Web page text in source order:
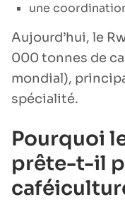
une
Aujourd’hui, le
000 tonnes de
mondial),
spécialité.
Pourquoi
prête-t-il